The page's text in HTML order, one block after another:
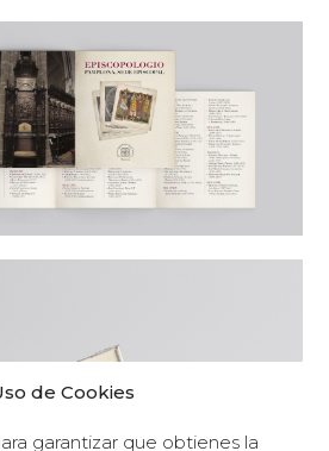
de Cookies
garantizar que obtienes la